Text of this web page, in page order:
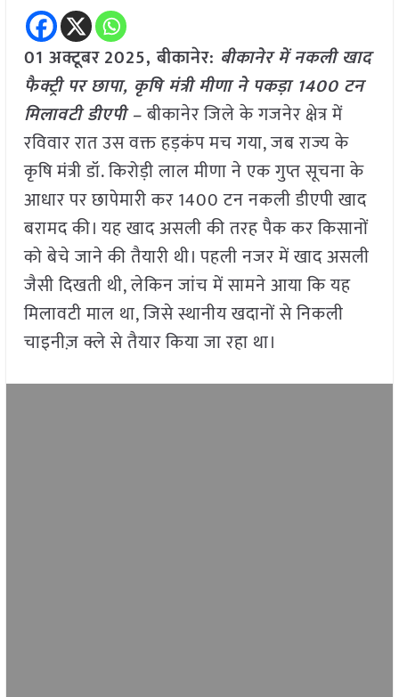
01 अक्टूबर2025, बीकानेर: बीकानेर में नकली खाद
फैक्ट्री पर छापा, कृषि मंत्री मीणा ने पकड़ा 1400 टन
मिलावटी डीएपी –बीकानेर जिले के गजनेर क्षेत्र में
रविवार रात उस वक्त हड़कंप मच गया, जब राज्य के
कृषि मंत्री डॉ. किरोड़ी लाल मीणा ने एक गुप्त सूचना के
आधार पर छापेमारी कर 1400 टन नकली डीएपी खाद
बरामद की। यह खाद असली की तरह पैक कर किसानों
को बेचे जाने की तैयारी थी। पहली नजर में खाद असली
जैसी दिखती थी, लेकिन जांच में सामने आया कि यह
मिलावटी माल था, जिसे स्थानीय खदानों से निकली
चाइनीज़ क्ले से तैयार किया जा रहा था।